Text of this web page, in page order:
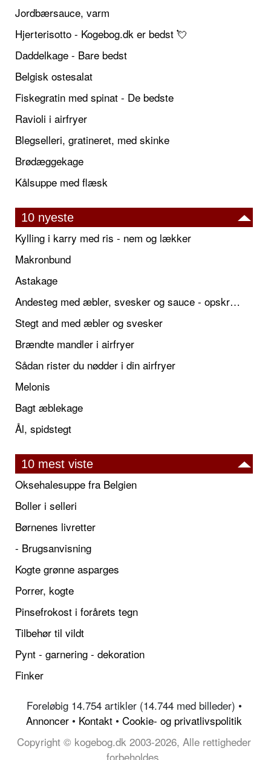
Jordbærsauce, varm
Hjerterisotto - Kogebog.dk er bedst 💘
Daddelkage - Bare bedst
Belgisk ostesalat
Fiskegratin med spinat - De bedste
Ravioli i airfryer
Blegselleri, gratineret, med skinke
Brødæggekage
Kålsuppe med flæsk
10 nyeste
Kylling i karry med ris - nem og lækker
Makronbund
Astakage
Andesteg med æbler, svesker og sauce - opskrift også til jul
Stegt and med æbler og svesker
Brændte mandler i airfryer
Sådan rister du nødder i din airfryer
Melonis
Bagt æblekage
Ål, spidstegt
10 mest viste
Oksehalesuppe fra Belgien
Boller i selleri
Børnenes livretter
- Brugsanvisning
Kogte grønne asparges
Porrer, kogte
Pinsefrokost i forårets tegn
Tilbehør til vildt
Pynt - garnering - dekoration
Finker
Foreløbig 14.754 artikler (14.744 med billeder) •
Annoncer • Kontakt • Cookie- og privatlivspolitik
Copyright © kogebog.dk 2003-2026, Alle rettigheder
forbeholdes.